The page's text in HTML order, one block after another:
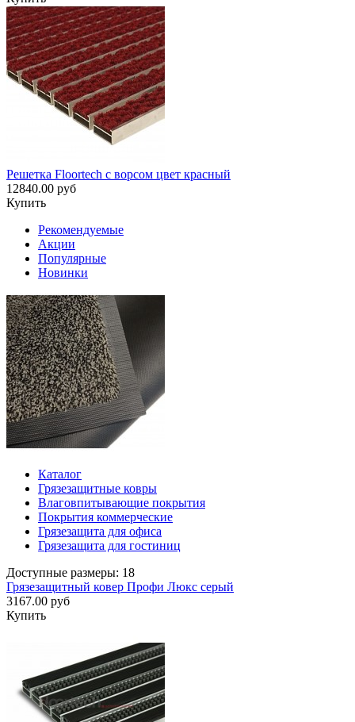
Решетка Floortech с ворсом цвет красный
12840.00 руб
Купить
Рекомендуемые
Акции
Популярные
Новинки
Каталог
Грязезащитные ковры
Влаговпитывающие покрытия
Покрытия коммерческие
Грязезащита для офиса
Грязезащита для гостиниц
Доступные размеры: 18
Грязезащитный ковер Профи Люкс серый
3167.00 руб
Купить